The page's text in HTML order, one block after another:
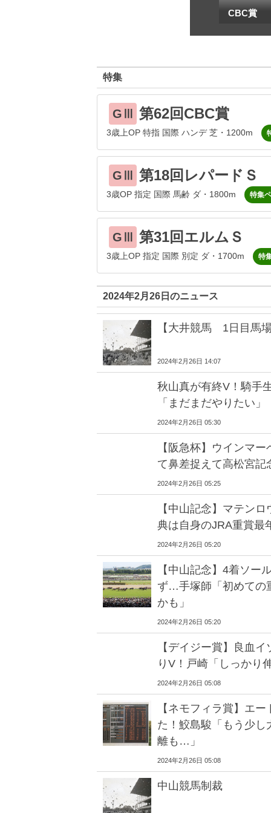
CBC賞
特集
GⅢ 第62回CBC賞
3歳上OP 特指 国際 ハンデ 芝・1200m
GⅢ 第18回レパードＳ
3歳OP 指定 国際 馬齢 ダ・1800m 特集
GⅢ 第31回エルムＳ
3歳上OP 指定 国際 別定 ダ・1700m 特
2024年2月26日のニュース
【大井競馬 1日目馬
2024年2月26日 14:07
秋山真が有終V！騎手
「まだまだやりたい」
2024年2月26日 05:30
【阪急杯】ウインマ
て鼻差捉えて高松宮記
2024年2月26日 05:25
【中山記念】マテン
典は自身のJRA重賞最
2024年2月26日 05:20
【中山記念】4着ソ
ず…手塚師「初めての
かも」
2024年2月26日 05:20
【デイジー賞】良血
りV！戸崎「しっかり
2024年2月26日 05:08
【ネモフィラ賞】エ
た！鮫島駿「もう少し
離も…」
2024年2月26日 05:08
中山競馬制裁